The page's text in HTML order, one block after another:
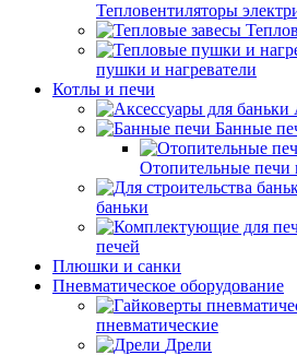
Тепловентиляторы
пушки и нагреватели
Котлы и печи
Банные
Отопительные печи
баньки
печей
Плюшки и санки
Пневматическое оборудование
пневматические
Дрели